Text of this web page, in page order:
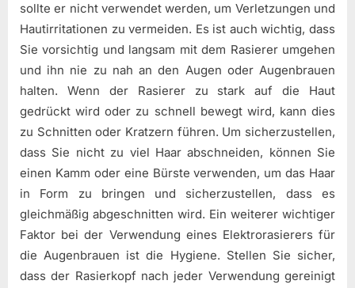
sollte er nicht verwendet werden, um Verletzungen und
Hautirritationen zu vermeiden. Es ist auch wichtig, dass
Sie vorsichtig und langsam mit dem Rasierer umgehen
und ihn nie zu nah an den Augen oder Augenbrauen
halten. Wenn der Rasierer zu stark auf die Haut
gedrückt wird oder zu schnell bewegt wird, kann dies
zu Schnitten oder Kratzern führen. Um sicherzustellen,
dass Sie nicht zu viel Haar abschneiden, können Sie
einen Kamm oder eine Bürste verwenden, um das Haar
in Form zu bringen und sicherzustellen, dass es
gleichmäßig abgeschnitten wird. Ein weiterer wichtiger
Faktor bei der Verwendung eines Elektrorasierers für
die Augenbrauen ist die Hygiene. Stellen Sie sicher,
dass der Rasierkopf nach jeder Verwendung gereinigt